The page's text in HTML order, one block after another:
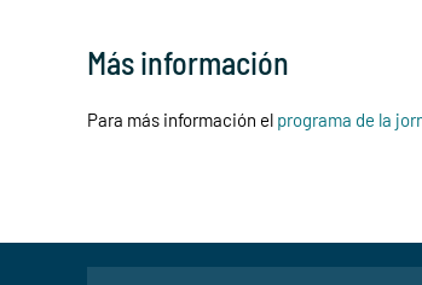
Más información
Para más información el programa de la